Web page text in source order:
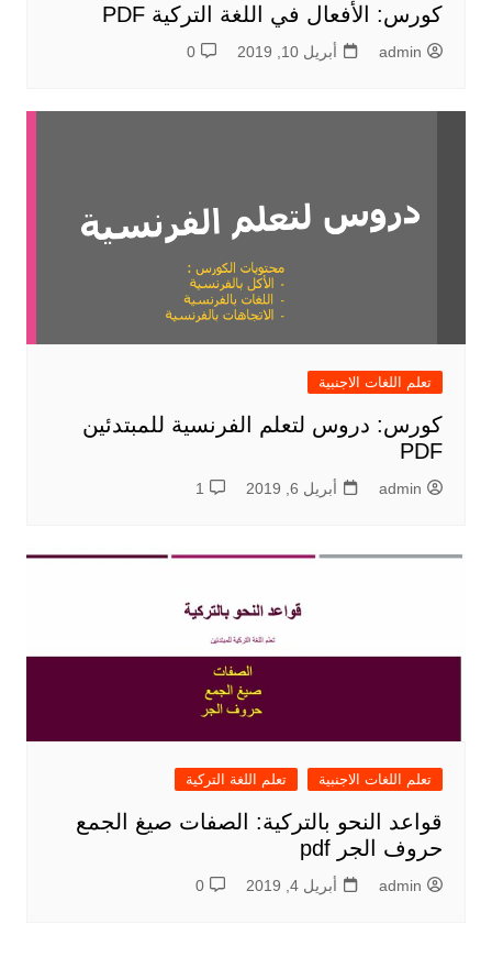
كورس: الأفعال في اللغة التركية PDF
admin أبريل 10, 2019 0
تعلم اللغات الاجنبية
كورس: دروس لتعلم الفرنسية للمبتدئين
PDF
admin أبريل 6, 2019 1
تعلم اللغات الاجنبية تعلم اللغة التركية
قواعد النحو بالتركية: الصفات صيغ الجمع
حروف الجر pdf
admin أبريل 4, 2019 0